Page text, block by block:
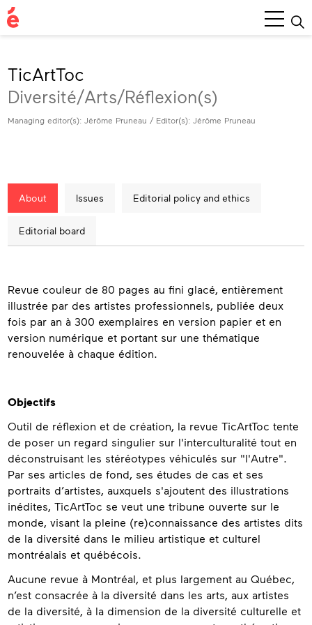
Main
Menu
TicArtToc
Diversité/Arts/Réflexion(s)
Managing editor(s): Jérôme Pruneau / Editor(s): Jérôme Pruneau
About Issues Editorial policy and ethics
Editorial board
About
Revue couleur de 80 pages au fini glacé, entièrement
illustrée par des artistes professionnels, publiée deux
fois par an à 300 exemplaires en version papier et en
version numérique et portant sur une thématique
renouvelée à chaque édition.
Objectifs
Outil de réflexion et de création, la revue TicArtToc tente
de poser un regard singulier sur l'interculturalité tout en
déconstruisant les stéréotypes véhiculés sur "l'Autre".
Par ses articles de fond, ses études de cas et ses
portraits d’artistes, auxquels s'ajoutent des illustrations
inédites, TicArtToc se veut une tribune ouverte sur le
monde, visant la pleine (re)connaissance des artistes dits
de la diversité dans le milieu artistique et culturel
montréalais et québécois.
Aucune revue à Montréal, et plus largement au Québec,
n’est consacrée à la diversité dans les arts, aux artistes
de la diversité, à la dimension de la diversité culturelle et